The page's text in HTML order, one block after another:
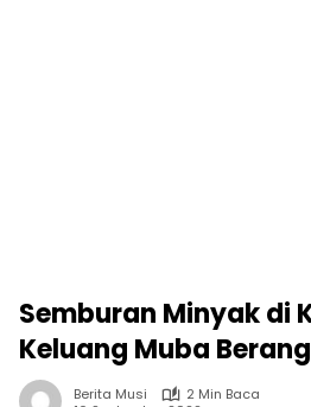
Semburan Minyak di
Keluang Muba
Berita Musi
2 Min Baca